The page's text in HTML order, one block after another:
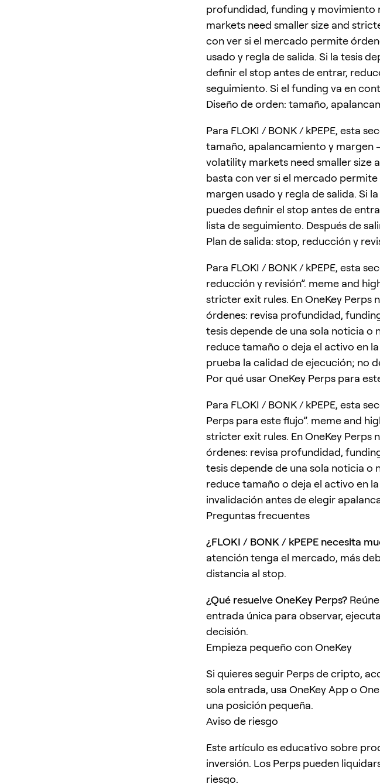
profundidad, funding y movimiento
markets need smaller size and
con ver si el mercado permite
usado y regla de salida. Si la tesis
definir el stop antes de entrar,
seguimiento. Si el funding va en
Diseño de orden: tamaño,
Para FLOKI / BONK / kPEPE, esta
tamaño, apalancamiento y margen
volatility markets need smaller size
basta con ver si el mercado
margen usado y regla de salida. Si
puedes definir el stop antes de
lista de seguimiento. Después de
Plan de salida: stop, reducción y
Para FLOKI / BONK / kPEPE, esta
reducción y revisión”. meme and
stricter exit rules. En OneKey
órdenes: revisa profundidad,
tesis depende de una sola noticia o
reduce tamaño o deja el activo en
prueba la calidad de ejecución; no
Por qué usar OneKey Perps para
Para FLOKI / BONK / kPEPE, esta
Perps para este flujo”. meme and
stricter exit rules. En OneKey
órdenes: revisa profundidad,
tesis depende de una sola noticia o
reduce tamaño o deja el activo en
invalidación antes de elegir
Preguntas frecuentes
¿FLOKI / BONK / kPEPE necesita
atención tenga el mercado, más
distancia al stop.
¿Qué resuelve OneKey Perps?
entrada única para observar,
decisión.
Empieza pequeño con OneKey
Si quieres seguir Perps de cripto,
sola entrada, usa OneKey App o
una posición pequeña.
Aviso de riesgo
Este artículo es educativo sobre
inversión. Los Perps pueden
riesgo.